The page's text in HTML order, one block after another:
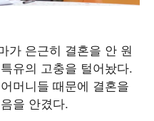
가 은근히 결혼을 안 원
유의 고충을 털어놨다.
머니들 때문에 결혼을
을 안겼다.